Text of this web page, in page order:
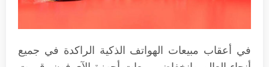
في أعقاب مبيعات الهواتف الذكية الراكدة في جميع